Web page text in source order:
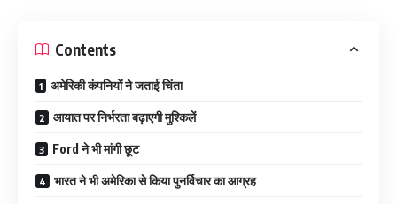
Contents
अमेरिकी कंपनियों ने जताई चिंता
आयात पर निर्भरता बढ़ाएगी मुश्किलें
Ford ने भी मांगी छूट
भारत ने भी अमेरिका से किया पुनर्विचार का आग्रह